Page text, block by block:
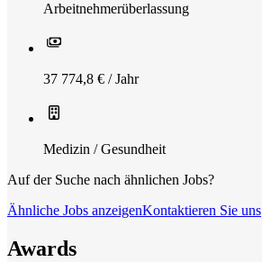
Arbeitnehmerüberlassung
37 774,8 € / Jahr
Medizin / Gesundheit
Auf der Suche nach ähnlichen Jobs?
Ähnliche Jobs anzeigenKontaktieren Sie uns
Awards